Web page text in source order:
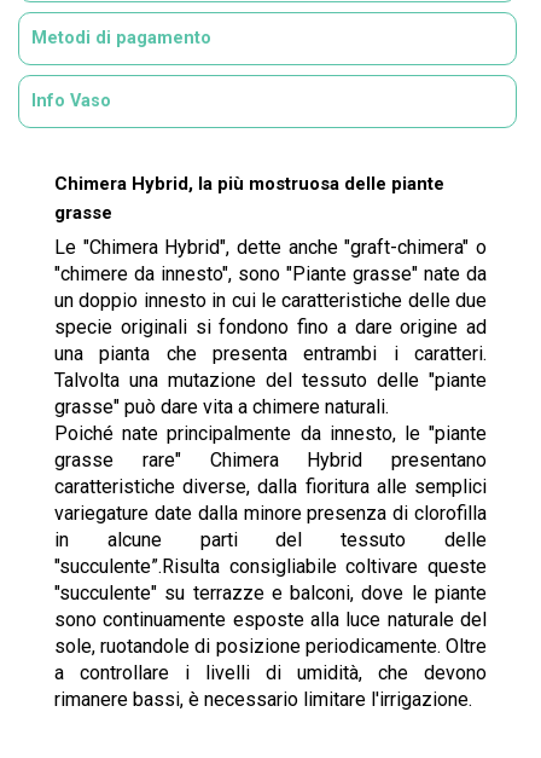
Metodi di pagamento
Info Vaso
Chimera Hybrid, la più mostruosa delle piante
grasse
Le "Chimera Hybrid", dette anche "graft-chimera" o
"chimere da innesto", sono "Piante grasse" nate da
un doppio innesto in cui le caratteristiche delle due
specie originali si fondono fino a dare origine ad
una pianta che presenta entrambi i caratteri.
Talvolta una mutazione del tessuto delle "piante
grasse" può dare vita a chimere naturali.
Poiché nate principalmente da innesto, le "piante
grasse rare" Chimera Hybrid presentano
caratteristiche diverse, dalla fioritura alle semplici
variegature date dalla minore presenza di clorofilla
in alcune parti del tessuto delle
"succulente”.Risulta consigliabile coltivare queste
"succulente" su terrazze e balconi, dove le piante
sono continuamente esposte alla luce naturale del
sole, ruotandole di posizione periodicamente. Oltre
a controllare i livelli di umidità, che devono
rimanere bassi, è necessario limitare l'irrigazione.